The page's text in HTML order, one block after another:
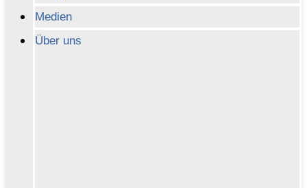
Medien
Über uns